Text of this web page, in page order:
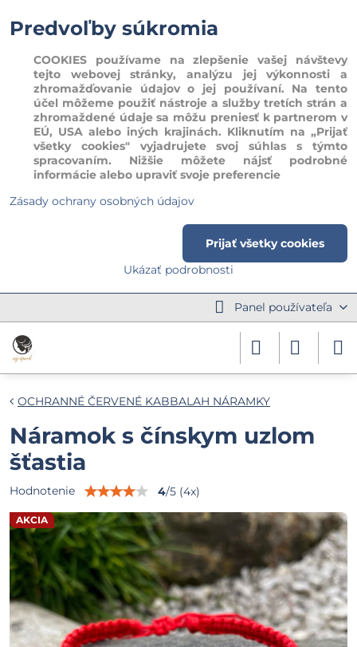
Panel používateľa
AKCIA
OCHRANNÉ ČERVENÉ KABBALAH NÁRAMKY
Náramok s čínskym uzlom
šťastia
Hodnotenie 4/5 (4x)
Predvoľby súkromia
COOKIES používame na zlepšenie vašej návštevy
tejto webovej stránky, analýzu jej výkonnosti a
zhromažďovanie údajov o jej používaní. Na tento
účel môžeme použiť nástroje a služby tretích strán a
zhromaždené údaje sa môžu preniesť k partnerom v
EÚ, USA alebo iných krajinách. Kliknutím na „Prijať
všetky cookies" vyjadrujete svoj súhlas s týmto
spracovaním. Nižšie môžete nájsť podrobné
informácie alebo upraviť svoje preferencie
Zásady ochrany osobných údajov
Ukázať podrobnosti
Prijať všetky cookies